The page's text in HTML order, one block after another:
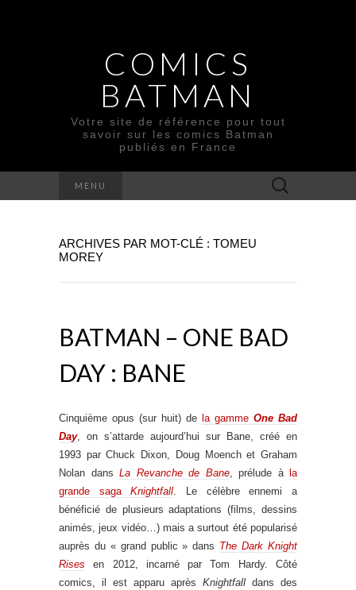
COMICS
BATMAN
Votre site de référence pour tout
savoir sur les comics Batman
publiés en France
MENU Rechercher :
ARCHIVES PAR MOT-CLÉ : TOMEU
MOREY
BATMAN – ONE BAD
DAY : BANE
Cinquième opus (sur huit) de la gamme One Bad
Day, on s’attarde aujourd’hui sur Bane, créé en
1993 par Chuck Dixon, Doug Moench et Graham
Nolan dans La Revanche de Bane, prélude à la
grande sagaKnightfall. Le célèbre ennemi a
bénéficié de plusieurs adaptations (films, dessins
animés, jeux vidéo…) mais a surtout été popularisé
auprès du « grand public » dans The Dark Knight
Rises en 2012, incarné par Tom Hardy. Côté
comics, il est apparu après Knightfall dans des